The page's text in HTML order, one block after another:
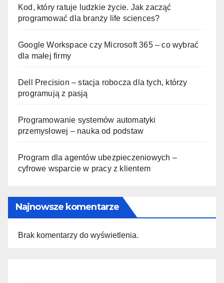
Kod, który ratuje ludzkie życie. Jak zacząć
programować dla branży life sciences?
Google Workspace czy Microsoft 365 – co wybrać
dla małej firmy
Dell Precision – stacja robocza dla tych, którzy
programują z pasją
Programowanie systemów automatyki
przemysłowej – nauka od podstaw
Program dla agentów ubezpieczeniowych –
cyfrowe wsparcie w pracy z klientem
Najnowsze komentarze
Brak komentarzy do wyświetlenia.